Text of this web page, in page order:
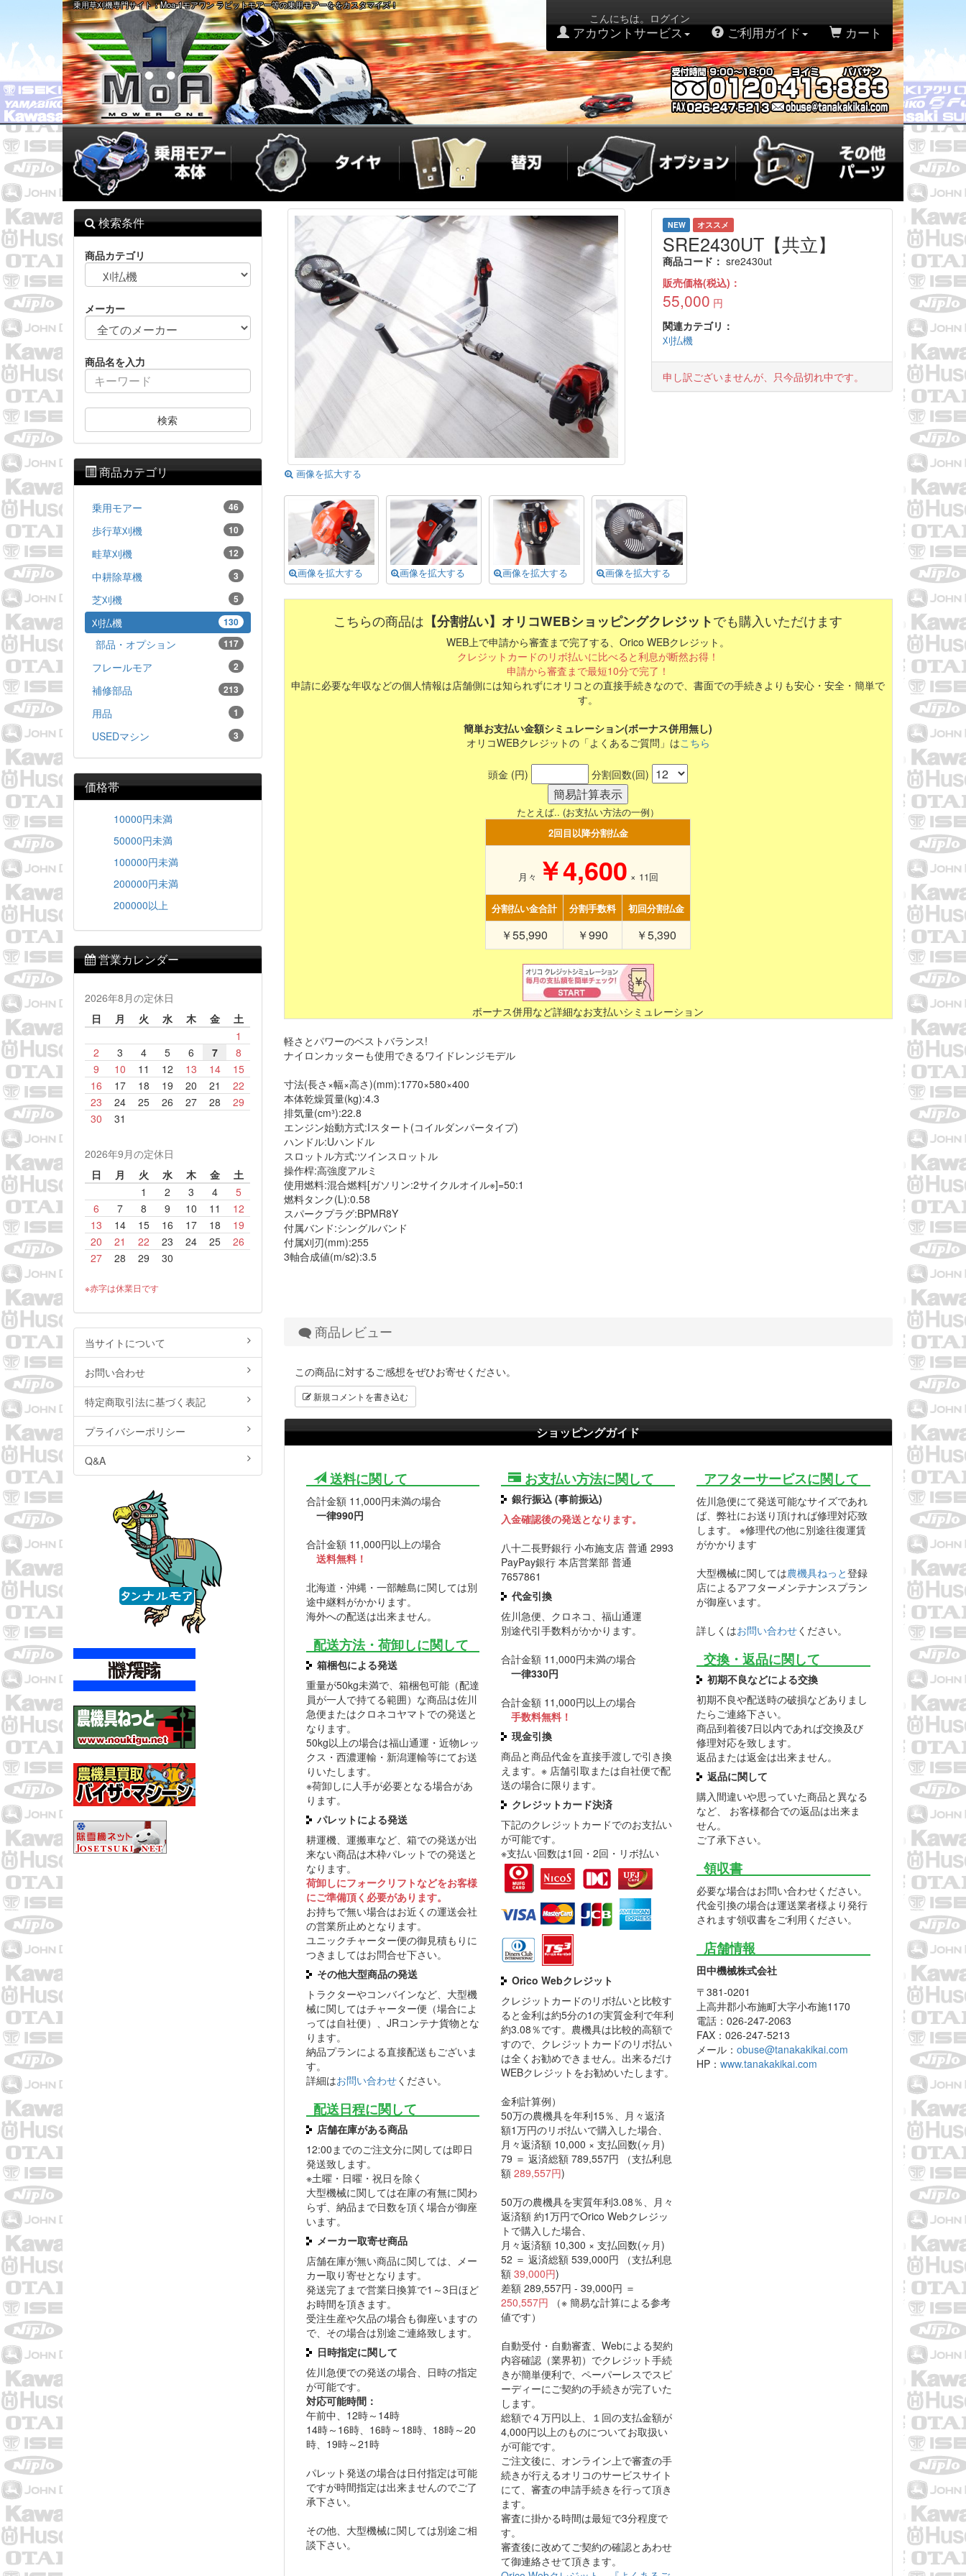
こんにちは。ログイン
アカウントサービス ご利用ガイド カート
乗用草刈機専門サイト：Moa-1モアワン ラビットモアー等の乗用モアーををカスタマイズ！
画像を拡大する
NEW オススメ
SRE2430UT【共立】
商品コード： sre2430ut
販売価格(税込)：
55,000 円
関連カテゴリ：
刈払機
申し訳ございませんが、只今品切れ中です。
画像を拡大する 画像を拡大する 画像を拡大する 画像を拡大する
こちらの商品は 【分割払い】オリコWEBショッピングクレジットでも購入いただけます
WEB上で申請から審査まで完了する、Orico WEBクレジット。
クレジットカードのリボ払いに比べると利息が断然お得！
申請から審査まで最短10分で完了！
申請に必要な年収などの個人情報は店舗側には知られずにオリコとの直接手続きなので、書面での手続きよりも安心・安全・簡単で
す。
簡単お支払い金額シミュレーション(ボーナス併用無し)
オリコWEBクレジットの「よくあるご質問」はこちら
頭金 (円) 分割回数(回)
たとえば.. (お支払い方法の一例）
2回目以降分割払金
月々 ￥4,600 × 11回
分割払い金合計 分割手数料 初回分割払金
￥55,990 ￥990 ￥5,390
ボーナス併用など詳細なお支払いシミュレーション
軽さとパワーのベストバランス!
ナイロンカッターも使用できるワイドレンジモデル
寸法(長さ×幅×高さ)(mm):1770×580×400
本体乾燥質量(kg):4.3
排気量(cm³):22.8
エンジン始動方式:Iスタート(コイルダンパータイプ)
ハンドル:Uハンドル
スロットル方式:ツインスロットル
操作桿:高強度アルミ
使用燃料:混合燃料[ガソリン:2サイクルオイル※]=50:1
燃料タンク(L):0.58
スパークプラグ:BPMR8Y
付属バンド:シングルバンド
付属刈刃(mm):255
3軸合成値(m/s2):3.5
商品レビュー
この商品に対するご感想をぜひお寄せください。
新規コメントを書き込む
ショッピングガイド
送料に関して
合計金額 11,000円未満の場合
一律990円
合計金額 11,000円以上の場合
送料無料！
北海道・沖縄・一部離島に関しては別
途中継料がかかります。
海外への配送は出来ません。
配送方法・荷卸しに関して
箱梱包による発送
重量が50kg未満で、箱梱包可能（配達
員が一人で持てる範囲）な商品は佐川
急便またはクロネコヤマトでの発送と
なります。
50kg以上の場合は福山通運・近物レッ
クス・西濃運輸・新潟運輸等にてお送
りいたします。
※荷卸しに人手が必要となる場合があ
ります。
パレットによる発送
耕運機、運搬車など、箱での発送が出
来ない商品は木枠パレットでの発送と
なります。
荷卸しにフォークリフトなどをお客様
にご準備頂く必要があります。
お持ちで無い場合はお近くの運送会社
の営業所止めとなります。
ユニックチャーター便の御見積もりに
つきましてはお問合せ下さい。
その他大型商品の発送
トラクターやコンバインなど、大型機
械に関してはチャーター便（場合によ
っては自社便）、JRコンテナ貨物とな
ります。
納品プランによる直接配送もございま
す。
詳細はお問い合わせください。
配送日程に関して
店舗在庫がある商品
12:00までのご注文分に関しては即日
発送致します。
※土曜・日曜・祝日を除く
大型機械に関しては在庫の有無に関わ
らず、納品まで日数を頂く場合が御座
います。
メーカー取寄せ商品
店舗在庫が無い商品に関しては、メー
カー取り寄せとなります。
発送完了まで営業日換算で1～3日ほど
お時間を頂きます。
受注生産や欠品の場合も御座いますの
で、その場合は別途ご連絡致します。
日時指定に関して
佐川急便での発送の場合、日時の指定
が可能です。
対応可能時間：
午前中、12時～14時
14時～16時、16時～18時、18時～20
時、19時～21時
パレット発送の場合は日付指定は可能
ですが時間指定は出来ませんのでご了
承下さい。
その他、大型機械に関しては別途ご相
談下さい。
お支払い方法に関して
銀行振込 (事前振込)
入金確認後の発送となります。
八十二長野銀行 小布施支店 普通 2993
PayPay銀行 本店営業部 普通
7657861
代金引換
佐川急便、クロネコ、福山通運
別途代引手数料がかかります。
合計金額 11,000円未満の場合
一律330円
合計金額 11,000円以上の場合
手数料無料！
現金引換
商品と商品代金を直接手渡しで引き換
えます。※ 店舗引取または自社便で配
送の場合に限ります。
クレジットカード決済
下記のクレジットカードでのお支払い
が可能です。
※支払い回数は1回・2回・リボ払い
Orico Webクレジット
クレジットカードのリボ払いと比較す
ると金利は約5分の1の実質金利で年利
約3.08％です。農機具は比較的高額で
すので、クレジットカードのリボ払い
は全くお勧めできません。出来るだけ
WEBクレジットをお勧めいたします。
金利計算例）
50万の農機具を年利15％、月々返済
額1万円のリボ払いで購入した場合、
月々返済額 10,000 × 支払回数(ヶ月)
79 ＝ 返済総額 789,557円 （支払利息
額289,557円)
50万の農機具を実質年利3.08％、月々
返済額 約1万円でOrico Webクレジッ
トで購入した場合、
月々返済額 10,300 × 支払回数(ヶ月)
52 ＝ 返済総額 539,000円 （支払利息
額39,000円)
差額 289,557円 - 39,000円 ＝
250,557円 （※ 簡易な計算による参考
値です）
自動受付・自動審査、Webによる契約
内容確認（業界初）でクレジット手続
きが簡単便利で、ペーパーレスでスピ
ーディーにご契約の手続きが完了いた
します。
総額で４万円以上、１回の支払金額が
4,000円以上のものについてお取扱い
が可能です。
ご注文後に、オンライン上で審査の手
続きが行えるオリコのサービスサイト
にて、審査の申請手続きを行って頂き
ます。
審査に掛かる時間は最短で3分程度で
す。
審査後に改めてご契約の確認とあわせ
て御連絡させて頂きます。
アフターサービスに関して
佐川急便にて発送可能なサイズであれ
ば、弊社にお送り頂ければ修理対応致
します。 ※修理代の他に別途往復運賃
がかかります
大型機械に関しては農機具ねっと登録
店によるアフターメンテナンスプラン
が御座います。
詳しくはお問い合わせください。
交換・返品に関して
初期不良などによる交換
初期不良や配送時の破損などありまし
たらご連絡下さい。
商品到着後7日以内であれば交換及び
修理対応を致します。
返品または返金は出来ません。
返品に関して
購入間違いや思っていた商品と異なる
など、 お客様都合での返品は出来ま
せん。
ご了承下さい。
領収書
必要な場合はお問い合わせください。
代金引換の場合は運送業者様より発行
されます領収書をご利用ください。
店舗情報
田中機械株式会社
〒381-0201
上高井郡小布施町大字小布施1170
電話：026-247-2063
FAX：026-247-5213
メール：obuse@tanakakikai.com
HP：www.tanakakikai.com
検索条件
商品カテゴリ
メーカー
商品名を入力
検索
商品カテゴリ
乗用モアー 46
歩行草刈機 10
畦草刈機 12
中耕除草機 3
芝刈機 5
刈払機 130
部品・オプション 117
フレールモア 2
補修部品 213
用品 1
USEDマシン 3
価格帯
10000円未満
50000円未満
100000円未満
200000円未満
200000以上
営業カレンダー
2026年8月の定休日
日
月 火 水 木 金
土
1
2
3 4 5 6 7
8
9
10 11 12 13 14
15
16
17 18 19 20 21
22
23
24 25 26 27 28
29
30
31
2026年9月の定休日
日
月 火 水 木 金
土
1
2 3 4
5
6
7 8 9 10 11
12
13
14 15 16 17 18
19
20
21 22 23 24 25
26
27
28 29 30
※赤字は休業日です
当サイトについて
お問い合わせ
特定商取引法に基づく表記
プライバシーポリシー
Q&A